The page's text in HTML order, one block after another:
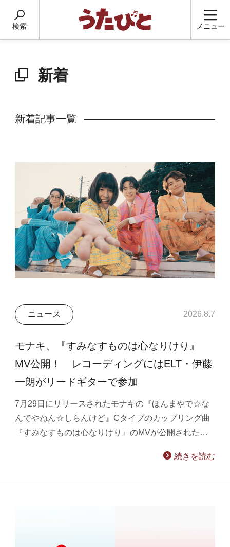
検索 メニュー
新着
新着記事一覧
ニュース 2026.8.7
モナキ、『すみなすものは心なりけり』
MV公開！ レコーディングにはELT・伊藤
一朗がリードギターで参加
7月29日にリリースされたモナキの『ほんまやで☆な
んでやねん☆しらんけど』Cタイプのカップリング曲
『すみなすものは心なりけり』のMVが公開された…
続きを読む